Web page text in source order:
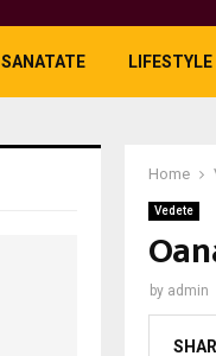
SANATATE LIFESTYLE
Home
Vedete
by admin